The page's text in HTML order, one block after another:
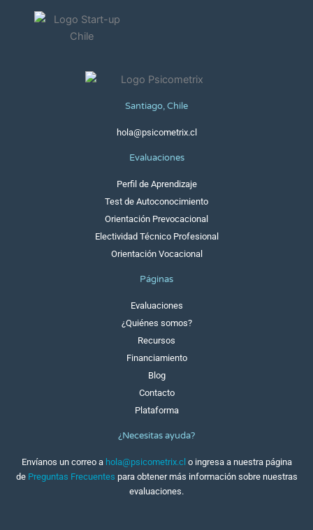
Santiago, Chile
hola@psicometrix.cl
Evaluaciones
Perfil de Aprendizaje
Test de Autoconocimiento
Orientación Prevocacional
Electividad Técnico Profesional
Orientación Vocacional
Páginas
Evaluaciones
¿Quiénes somos?
Recursos
Financiamiento
Blog
Contacto
Plataforma
¿Necesitas ayuda?
Envíanos un correo a hola@psicometrix.cl o ingresa a nuestra página
de Preguntas Frecuentes para obtener más información sobre nuestras
evaluaciones.